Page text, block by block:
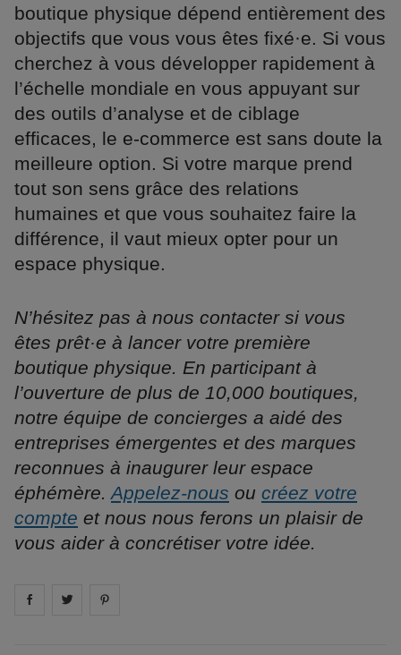
boutique physique dépend entièrement des
objectifs que vous vous êtes fixé·e. Si vous
cherchez à vous développer rapidement à
l’échelle mondiale en vous appuyant sur
des outils d’analyse et de ciblage
efficaces, le e-commerce est sans doute la
meilleure option. Si votre marque prend
tout son sens grâce des relations
humaines et que vous souhaitez faire la
différence, il vaut mieux opter pour un
espace physique.
N’hésitez pas à nous contacter si vous
êtes prêt·e à lancer votre première
boutique physique. En participant à
l’ouverture de plus de 10,000 boutiques,
notre équipe de concierges a aidé des
entreprises émergentes et des marques
reconnues à inaugurer leur espace
éphémère. Appelez-nous ou créez votre
compte et nous nous ferons un plaisir de
vous aider à concrétiser votre idée.
Share on facebook
Share on